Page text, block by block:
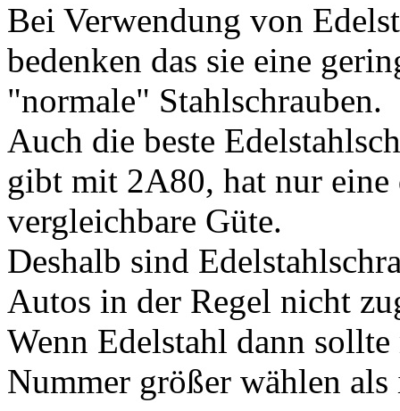
Bei Verwendung von
bedenken das sie eine
"normale" Stahlschrauben.
Auch die beste
gibt mit 2A80, hat nur eine
vergleichbare Güte.
Deshalb sind
Autos in der Regel nicht
Wenn Edelstahl dann
Nummer größer wählen